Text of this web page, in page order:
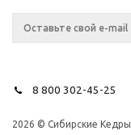
8 800 302-45-25
2026 © Сибирские Кедры